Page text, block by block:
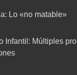
Lo «no matable»
Infantil: Múltiples